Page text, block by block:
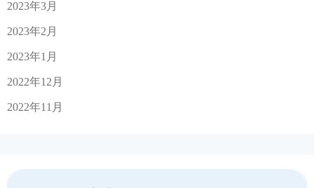
2023年3月
2023年2月
2023年1月
2022年12月
2022年11月